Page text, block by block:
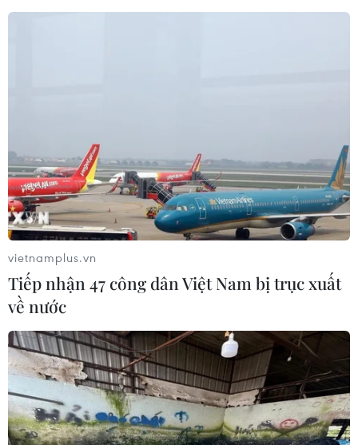
Tái cấp vốn 16.000 tỷ đồng cho doanh
nghiệp vay trả lương
09/05/2020 04:52
biết Ngân hàng Nhà nước cho Ngân hàng Chính sách
Xã hội vay tổng số tiền tái cấp vốn tối đa 16.000 tỷ
đồng, với lãi suất tái cấp vốn là 0%/năm.
vietnamplus.vn
Tiếp nhận 47 công dân Việt Nam bị trục xuất
về nước